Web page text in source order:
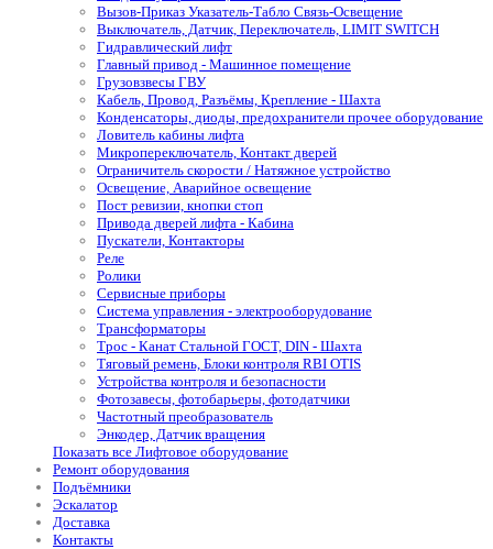
Вызов-Приказ Указатель-Табло Связь-Освещение
Выключатель, Датчик, Переключатель, LIMIT SWITCH
Гидравлический лифт
Главный привод - Машинное помещение
Грузовзвесы ГВУ
Кабель, Провод, Разъёмы, Крепление - Шахта
Конденсаторы, диоды, предохранители прочее оборудование
Ловитель кабины лифта
Микропереключатель, Контакт дверей
Ограничитель скорости / Натяжное устройство
Освещение, Аварийное освещение
Пост ревизии, кнопки стоп
Привода дверей лифта - Кабина
Пускатели, Контакторы
Реле
Ролики
Сервисные приборы
Система управления - электрооборудование
Трансформаторы
Трос - Канат Стальной ГОСТ, DIN - Шахта
Тяговый ремень, Блоки контроля RBI OTIS
Устройства контроля и безопасности
Фотозавесы, фотобарьеры, фотодатчики
Частотный преобразователь
Энкодер, Датчик вращения
Показать все Лифтовое оборудование
Ремонт оборудования
Подъёмники
Эскалатор
Доставка
Контакты